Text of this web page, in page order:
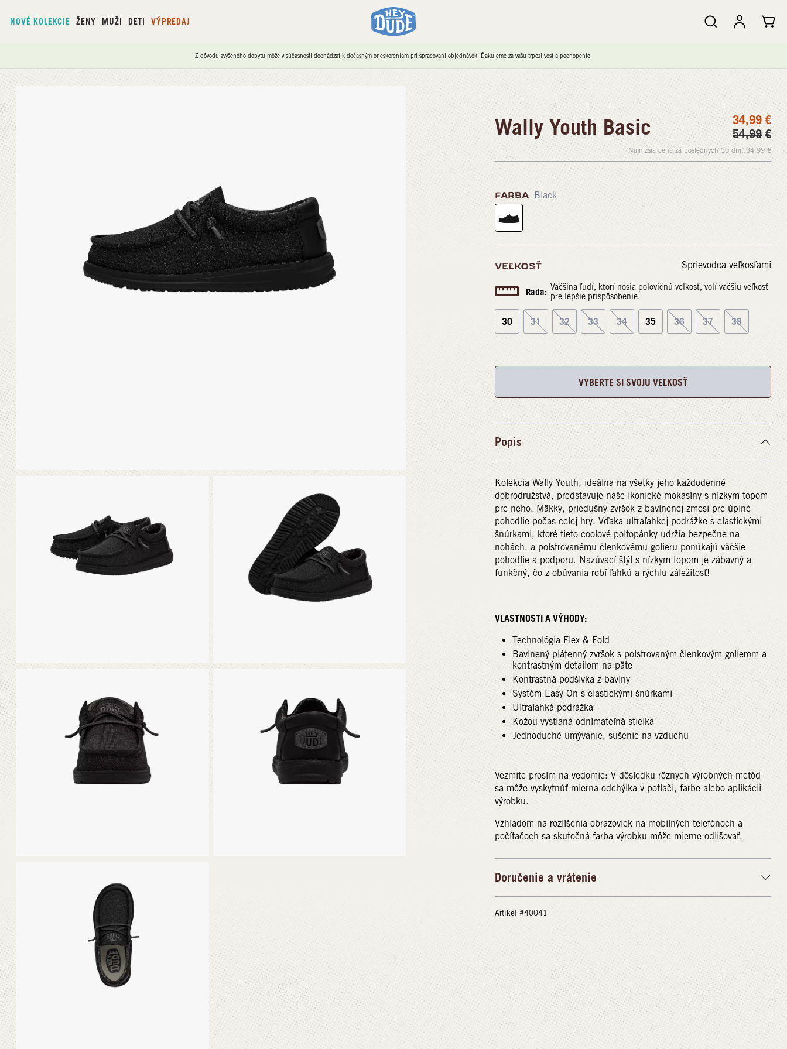
NOVÉ KOLEKCIE ŽENY MUŽI DETI VÝPREDAJ
Z dôvodu zvýšeného dopytu môže v súčasnosti dochádzať k dočasným oneskoreniam pri spracovaní objednávok. Ďakujeme za vašu trpezlivosť a pochopenie.
Wally Youth Basic 34,99 €
54,99 €
Najnižšia cena za posledných 30 dní:34,99 €
FARBA Black
VEĽKOSŤ Sprievodca veľkosťami
Rada: Väčšina ľudí, ktorí nosia polovičnú veľkosť, volí väčšiu veľkosť
pre lepšie prispôsobenie.
30 31 32 33 34 35 36 37 38
VYBERTE SI SVOJU VEĽKOSŤ
Popis
Kolekcia Wally Youth, ideálna na všetky jeho každodenné
dobrodružstvá, predstavuje naše ikonické mokasíny s nízkym topom
pre neho. Mäkký, priedušný zvršok z bavlnenej zmesi pre úplné
pohodlie počas celej hry. Vďaka ultraľahkej podrážke s elastickými
šnúrkami, ktoré tieto coolové poltopánky udržia bezpečne na
nohách, a polstrovanému členkovému golieru ponúkajú väčšie
pohodlie a podporu. Nazúvací štýl s nízkym topom je zábavný a
funkčný, čo z obúvania robí ľahkú a rýchlu záležitosť!
VLASTNOSTI A VÝHODY:
Technológia Flex & Fold
Bavlnený plátenný zvršok s polstrovaným členkovým golierom a
kontrastným detailom na päte
Kontrastná podšívka z bavlny
Systém Easy-On s elastickými šnúrkami
Ultraľahká podrážka
Kožou vystlaná odnímateľná stielka
Jednoduché umývanie, sušenie na vzduchu
Vezmite prosím na vedomie: V dôsledku rôznych výrobných metód
sa môže vyskytnúť mierna odchýlka v potlači, farbe alebo aplikácii
výrobku.
Vzhľadom na rozlíšenia obrazoviek na mobilných telefónoch a
počítačoch sa skutočná farba výrobku môže mierne odlišovať.
Doručenie a vrátenie
Artikel #40041